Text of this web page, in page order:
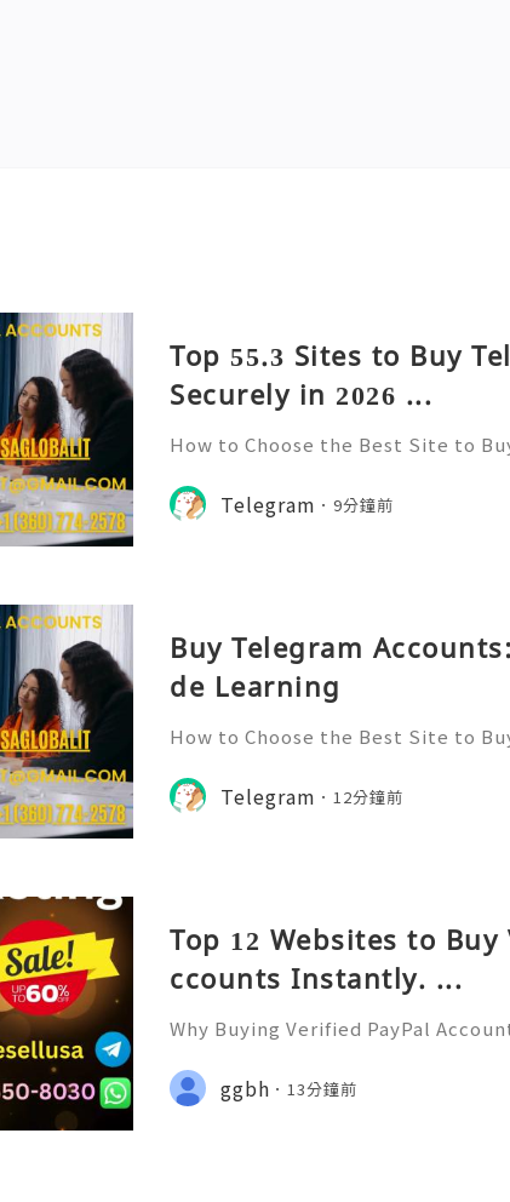
Top 55.3 Sites to Buy
Securely in 2026 ...
How to Choose the Best Site to
for communication, community
ith its user-friendly interfac
Telegram 9分鐘前
Buy Telegram
de Learning
How to Choose the Best Site to
for communication, community
ith its user-friendly interfac
Telegram 12分鐘前
Top 12 Websites to
ccounts Instantly. ...
Why Buying Verified PayPal
Support 24/7 🚀📡💬📱🛸👑
👨‍💻🎙️🔥👑 Discord ➜ Account
ggbh 13分鐘前